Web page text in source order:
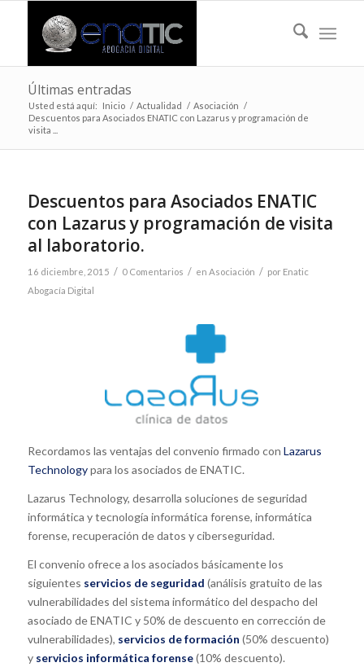
Últimas entradas
Usted está aquí: Inicio / Actualidad / Asociación /
Descuentos para Asociados ENATIC con Lazarus y programación de
visita ...
Descuentos para Asociados ENATIC
con Lazarus y programación de visita
al laboratorio.
16 diciembre, 2015 / 0 Comentarios / en Asociación / por Enatic
Abogacía Digital
Recordamos las ventajas del convenio firmado con Lazarus
Technologypara los asociados de ENATIC.
Lazarus Technology, desarrolla soluciones de seguridad
informática y tecnología informática forense, informática
forense, recuperación de datos y ciberseguridad.
El convenio ofrece a los asociados básicamente los
siguientes servicios de seguridad (análisis gratuito de las
vulnerabilidades del sistema informático del despacho del
asociado de ENATIC y 50% de descuento en corrección de
vulnerabilidades), servicios de formación (50% descuento)
y servicios informática forense(10% descuento).